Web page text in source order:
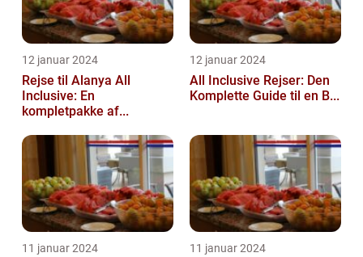
12 januar 2024
Rejse til Alanya All
Inclusive: En
kompletpakke af...
12 januar 2024
All Inclusive Rejser: Den
Komplette Guide til en B...
11 januar 2024 11 januar 2024